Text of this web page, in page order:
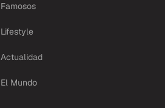
Famosos
Lifestyle
Actualidad
El Mundo